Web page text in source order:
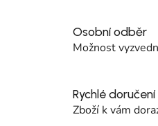
Osobní odběr
Možnost
Rychlé doručení
Zboží k vám